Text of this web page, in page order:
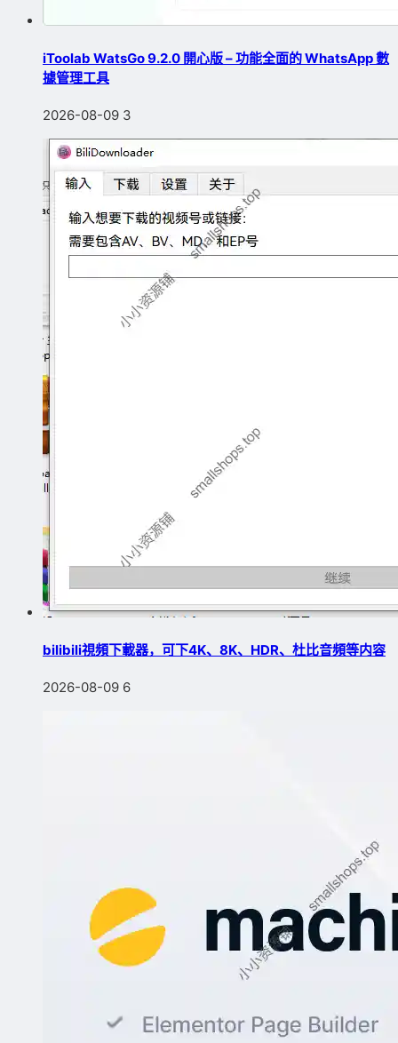
iToolab WatsGo 9.2.0 開心版 – 功能全面的 WhatsApp 數
據管理工具
2026-08-09 3
bilibili視頻下載器，可下4K、8K、HDR、杜比音頻等内容
2026-08-09 6